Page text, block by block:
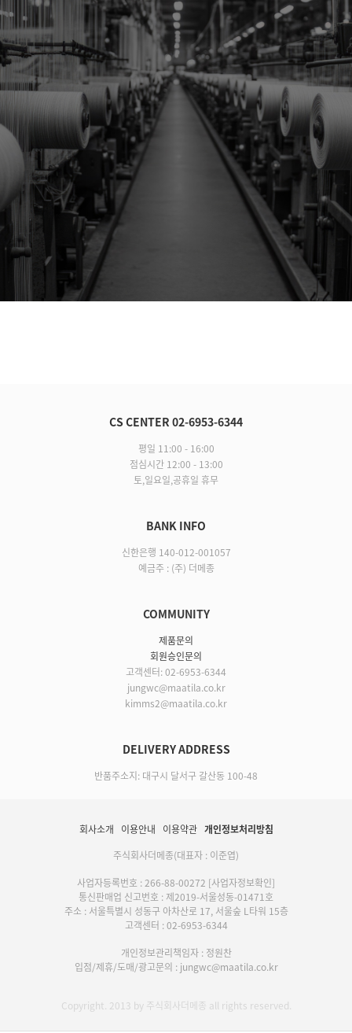
CS CENTER 02-6953-6344
평일 11:00 - 16:00
점심시간 12:00 - 13:00
토,일요일,공휴일 휴무
BANK INFO
신한은행 140-012-001057
예금주 : (주) 더메종
COMMUNITY
제품문의
회원승인문의
고객센터: 02-6953-6344
jungwc@maatila.co.kr
kimms2@maatila.co.kr
DELIVERY ADDRESS
반품주소지: 대구시 달서구 갈산동 100-48
회사소개 이용안내 이용약관 개인정보처리방침
주식회사더메종(대표자 : 이준엽)
사업자등록번호 : 266-88-00272 [사업자정보확인]
통신판매업 신고번호 : 제2019-서울성동-01471호
주소 : 서울특별시 성동구 아차산로 17, 서울숲 L타워 15층
고객센터 : 02-6953-6344
개인정보관리책임자 : 정원찬
입점/제휴/도매/광고문의 : jungwc@maatila.co.kr
Copyright. 2013 by 주식회사더메종 all rights reserved.